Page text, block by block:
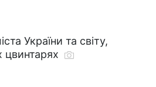
України та світу,
цвинтарях